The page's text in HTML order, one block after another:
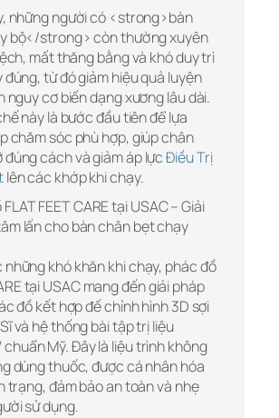
những người có <strong>bàn
bộ</strong> còn thường xuyên
mất thăng bằng và khó duy trì
từ đó giảm hiệu quả luyện
nguy cơ biến dạng xương lâu dài.
này là bước đầu tiên để lựa
chăm sóc phù hợp, giúp chân
đúng cách và giảm áp lựcĐiều Trị
lên các khớp khi chạy.
FEET CARE tại USAC – Giải
lấn cho bàn chân bẹt chạy
khó khăn khi chạy, phác đồ
tại USAC mang đến giải pháp
đồ kết hợp đế chỉnh hình 3D sợi
và hệ thống bài tập trị liệu
chuẩn Mỹ. Đây là liệu trình không
dùng thuốc, được cá nhân hóa
trạng, đảm bảo an toàn và nhẹ
sử dụng.